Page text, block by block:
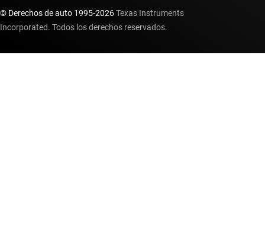
© Derechos de auto 1995-2026Texas Instruments
Incorporated. Todos los derechos reservados.